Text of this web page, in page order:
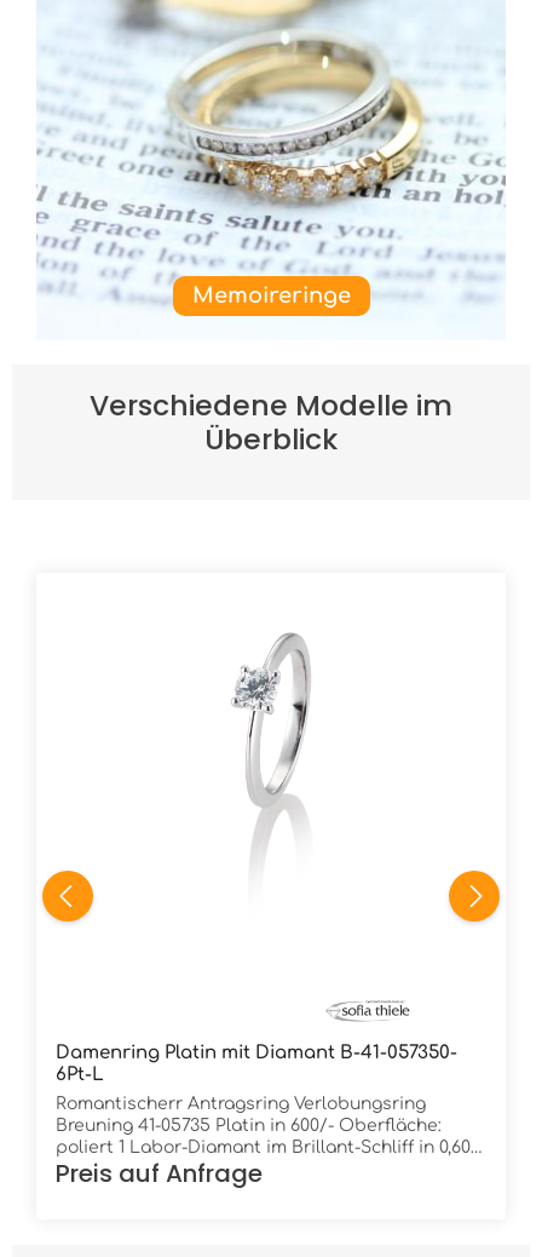
Memoireringe
Verschiedene Modelle im
Überblick
Damenring Platin mit Diamant B-41-057350-
6Pt-L
Romantischerr Antragsring Verlobungsring
Breuning 41-05735 Platin in 600/- Oberfläche:
poliert 1 Labor-Diamant im Brillant-Schliff in 0,60
ct. TW/VSi Höhe: 2,2 mm Breite: 1,9 mm Ring innen:
leicht bombiert (gewölbt) Ring außen: flach
Preis auf Anfrage